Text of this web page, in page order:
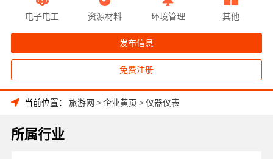
电子电工 资源材料 环境管理 其他
发布信息
免费注册
当前位置： 旅游网 >企业黄页 >仪器仪表
所属行业